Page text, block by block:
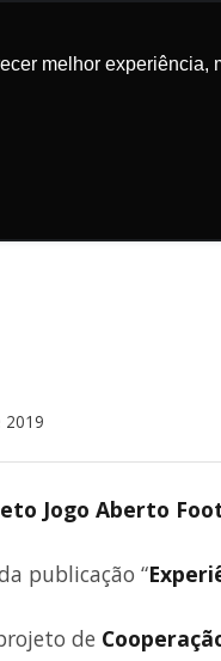
melhor
2019
Jogo Aberto
publicação “
de